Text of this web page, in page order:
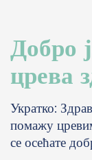
Добро
црева
Укратко:
помажу
се осећате